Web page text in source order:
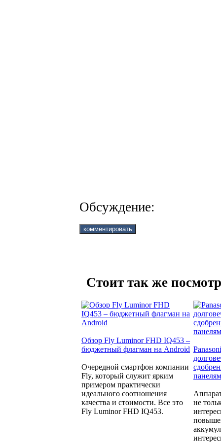
Обсуждение:
Стоит так же
Обзор Fly Luminor FHD IQ453 –
бюджетный флагман на Android
Очередной смартфон компании
Fly, который служит ярким
примером практически
идеального соотношения
качества и стоимости. Все это
Fly Luminor FHD IQ453.
не